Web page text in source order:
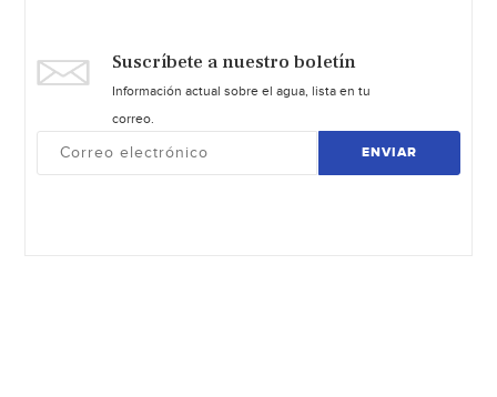
Suscríbete a nuestro boletín
Información actual sobre el agua, lista en tu
correo.
ENVIAR